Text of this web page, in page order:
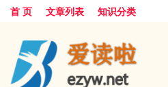
首 页 文章列表 知识分类